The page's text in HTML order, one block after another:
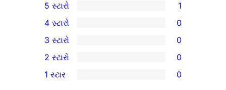
1
5-
સ્ટાર
સમીક્ષા
5 સ્ટારો 1
4-
સ્ટાર
સમીક્ષાઓ
4 સ્ટારો 0
0
3-
સ્ટાર
3 સ્ટારો 0
2-
2 સ્ટારો 0
1 સ્ટાર 0